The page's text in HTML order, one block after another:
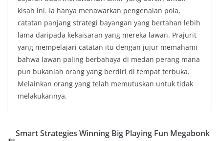
kisah ini. Ia hanya menawarkan pengenalan pola,
catatan panjang strategi bayangan yang bertahan lebih
lama daripada kekaisaran yang mereka lawan. Prajurit
yang mempelajari catatan itu dengan jujur ​​memahami
bahwa lawan paling berbahaya di medan perang mana
pun bukanlah orang yang berdiri di tempat terbuka.
Melainkan orang yang telah memutuskan untuk tidak
melakukannya.
Smart Strategies Winning Big Playing Fun Megabonk